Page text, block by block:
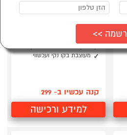
שידת לילה דגם בליני
בגוון חום אגוז משולב לבן
מעוצבת בקו נקי ועכשווי
קנה עכשיו ב- 299
למידע ורכישה